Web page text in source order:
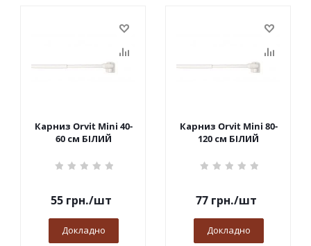
Карниз Orvit Mini 40-
60 см БІЛИЙ
55грн./шт
Докладно
Карниз Orvit Mini 80-
120 см БІЛИЙ
77грн./шт
Докладно